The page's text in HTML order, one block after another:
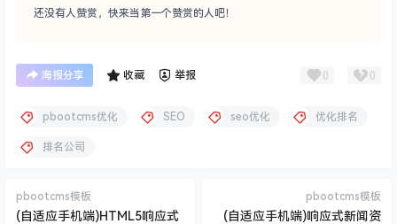
还没有人赞赏，快来当第一个赞赏的人吧！
海报分享 收藏 举报 0 0
pbootcms优化 SEO seo优化 优化排名
排名公司
pbootcms模板
(自适应手机端)HTML5响应式
pbootcms模板
(自适应手机端)响应式新闻资